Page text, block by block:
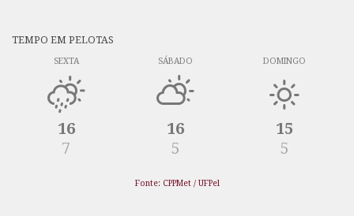
TEMPO EM PELOTAS
SEXTA
16
7
SÁBADO
16
5
DOMINGO
15
5
Fonte: CPPMet / UFPel